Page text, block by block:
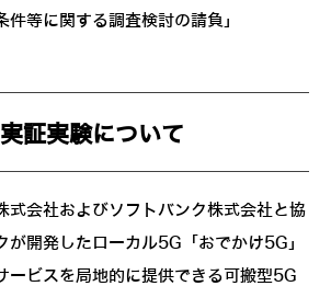
件等に関する調査検討の請負」
証実験について
式会社およびソフトバンク株式会社と協
が開発したローカル5G「おでかけ5G」
ービスを局地的に提供できる可搬型5G